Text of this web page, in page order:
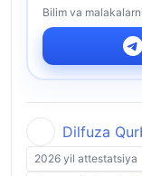
Bilim va
Dilfuza
2026 yil attestatsiya